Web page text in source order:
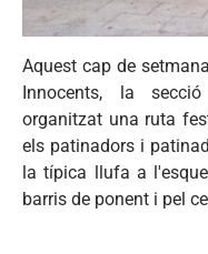
Aquest cap de
Innocents, la
organitzat una ruta
els patinadors i
la típica llufa a
barris de ponent i pel